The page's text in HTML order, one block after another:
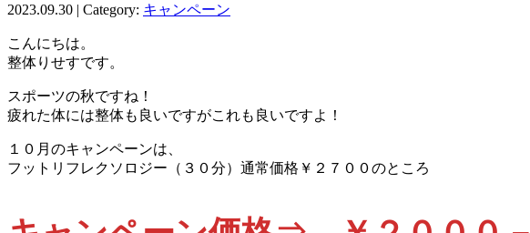
2023.09.30 | Category: キャンペーン
こんにちは。
整体りせすです。
スポーツの秋ですね！
疲れた体には整体も良いですがこれも良いですよ！
１０月のキャンペーンは、
フットリフレクソロジー（３０分）通常価格￥２７００のところ